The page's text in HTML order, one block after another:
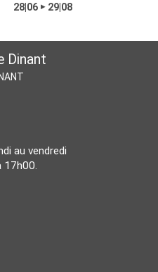
28|06 ▶29|08
Dinant
au vendredi
17h00.